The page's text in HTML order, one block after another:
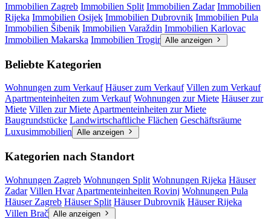
Immobilien Zagreb Immobilien Split Immobilien Zadar Immobilien
Rijeka Immobilien Osijek Immobilien Dubrovnik Immobilien Pula
Immobilien Šibenik Immobilien Varaždin Immobilien Karlovac
Immobilien Makarska Immobilien Trogir Alle anzeigen
Beliebte Kategorien
Wohnungen zum Verkauf Häuser zum Verkauf Villen zum Verkauf
Apartmenteinheiten zum Verkauf Wohnungen zur Miete Häuser zur
Miete Villen zur Miete Apartmenteinheiten zur Miete
Baugrundstücke Landwirtschaftliche Flächen Geschäftsräume
Luxusimmobilien Alle anzeigen
Kategorien nach Standort
Wohnungen Zagreb Wohnungen Split Wohnungen Rijeka Häuser
Zadar Villen Hvar Apartmenteinheiten Rovinj Wohnungen Pula
Häuser Zagreb Häuser Split Häuser Dubrovnik Häuser Rijeka
Villen Brač Alle anzeigen